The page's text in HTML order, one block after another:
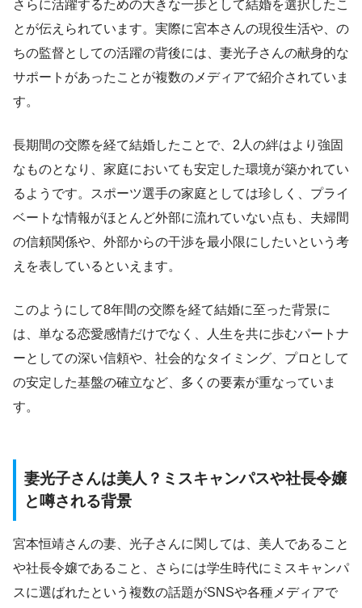
さらに活躍するための大きな一歩として結婚を選択したこ
とが伝えられています。実際に宮本さんの現役生活や、の
ちの監督としての活躍の背後には、妻光子さんの献身的な
サポートがあったことが複数のメディアで紹介されていま
す。
長期間の交際を経て結婚したことで、2人の絆はより強固
なものとなり、家庭においても安定した環境が築かれてい
るようです。スポーツ選手の家庭としては珍しく、プライ
ベートな情報がほとんど外部に流れていない点も、夫婦間
の信頼関係や、外部からの干渉を最小限にしたいという考
えを表しているといえます。
このようにして8年間の交際を経て結婚に至った背景に
は、単なる恋愛感情だけでなく、人生を共に歩むパートナ
ーとしての深い信頼や、社会的なタイミング、プロとして
の安定した基盤の確立など、多くの要素が重なっていま
す。
妻光子さんは美人？ミスキャンパスや社長令嬢
と噂される背景
宮本恒靖さんの妻、光子さんに関しては、美人であること
や社長令嬢であること、さらには学生時代にミスキャンパ
スに選ばれたという複数の話題がSNSや各種メディアで